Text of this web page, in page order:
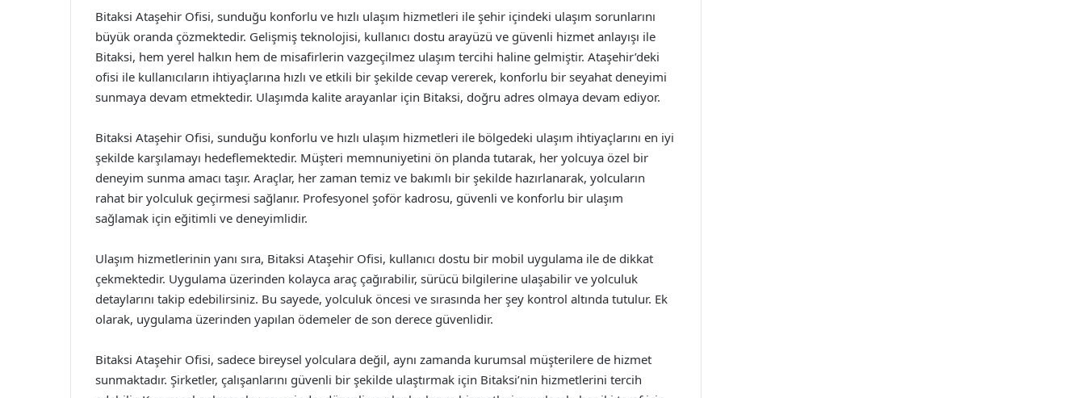
Bitaksi Ataşehir Ofisi, sunduğu konforlu ve hızlı ulaşım hizmetleri ile şehir içindeki ulaşım sorunlarını
büyük oranda çözmektedir. Gelişmiş teknolojisi, kullanıcı dostu arayüzü ve güvenli hizmet anlayışı ile
Bitaksi, hem yerel halkın hem de misafirlerin vazgeçilmez ulaşım tercihi haline gelmiştir. Ataşehir’deki
ofisi ile kullanıcıların ihtiyaçlarına hızlı ve etkili bir şekilde cevap vererek, konforlu bir seyahat deneyimi
sunmaya devam etmektedir. Ulaşımda kalite arayanlar için Bitaksi, doğru adres olmaya devam ediyor.
Bitaksi Ataşehir Ofisi, sunduğu konforlu ve hızlı ulaşım hizmetleri ile bölgedeki ulaşım ihtiyaçlarını en iyi
şekilde karşılamayı hedeflemektedir. Müşteri memnuniyetini ön planda tutarak, her yolcuya özel bir
deneyim sunma amacı taşır. Araçlar, her zaman temiz ve bakımlı bir şekilde hazırlanarak, yolcuların
rahat bir yolculuk geçirmesi sağlanır. Profesyonel şoför kadrosu, güvenli ve konforlu bir ulaşım
sağlamak için eğitimli ve deneyimlidir.
Ulaşım hizmetlerinin yanı sıra, Bitaksi Ataşehir Ofisi, kullanıcı dostu bir mobil uygulama ile de dikkat
çekmektedir. Uygulama üzerinden kolayca araç çağırabilir, sürücü bilgilerine ulaşabilir ve yolculuk
detaylarını takip edebilirsiniz. Bu sayede, yolculuk öncesi ve sırasında her şey kontrol altında tutulur. Ek
olarak, uygulama üzerinden yapılan ödemeler de son derece güvenlidir.
Bitaksi Ataşehir Ofisi, sadece bireysel yolculara değil, aynı zamanda kurumsal müşterilere de hizmet
sunmaktadır. Şirketler, çalışanlarını güvenli bir şekilde ulaştırmak için Bitaksi’nin hizmetlerini tercih